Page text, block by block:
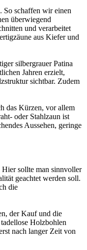
So schaffen wir einen
überwiegend
und verarbeitet
aus Kiefer und
silbergrauer Patina
Jahren erzielt,
sichtbar. Zudem
das Kürzen, vor allem
oder Stahlzaun ist
Aussehen, geringe
sollte man sinnvoller
geachtet werden soll.
die
der Kauf und die
Holzbohlen
nach langer Zeit von